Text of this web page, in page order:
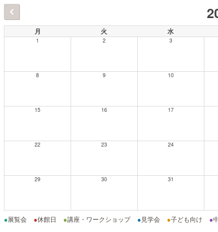
月 火 水
1 2 3
8 9 10
15 16 17
22 23 24
29 30 31
●展覧会 ●休館日 ●講座・ワークショップ ● 見学会 ●子ども向け ●